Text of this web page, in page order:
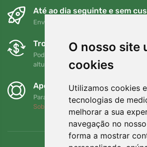
O nosso site
cookies
Utilizamos cookies
tecnologias de
melhorar a sua
navegação no
forma a mostrar
Até ao dia seguinte e sem
Envio gratuito para encomendas
Trocas e devoluções
Pode devolver ou trocar a sua
altura no prazo de 90 dias
Apoiamos a Trees.org
Para cada encomenda plantamos uma
Sobre nós